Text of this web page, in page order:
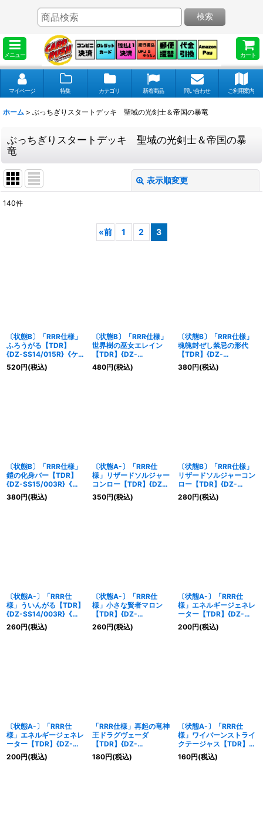
メニュー カート
検索
マイページ 特集 カテゴリ 新着商品 問い合わせ ご利用案内
ホーム > ぶっちぎりスタートデッキ 聖域の光剣士＆帝国の暴竜
ぶっちぎりスタートデッキ 聖域の光剣士＆帝国の暴
竜
表示順変更
140件
«前 1 2 3
〔状態B〕「RRR仕様」
ふろうがる【TDR】
{DZ-SS14/015R}《ケテ
ルサンクチュアリ》
520円(税込)
〔状態B〕「RRR仕様」
世界樹の巫女エレイン
【TDR】{DZ-
SS14/017R}《ケテルサ
ンクチュアリ》
480円(税込)
〔状態B〕「RRR仕様」
魂魄封ぜし禁忌の形代
【TDR】{DZ-
SS15/018R}《その他》
380円(税込)
〔状態B〕「RRR仕様」
鎧の化身バー【TDR】
{DZ-SS15/003R}《ド
ラゴンエンパイア》
380円(税込)
〔状態A-〕「RRR仕
様」リザードソルジャー
コンロー【TDR】{DZ-
SS15/004R}《ドラゴン
エンパイア》
350円(税込)
〔状態B〕「RRR仕様」
リザードソルジャーコン
ロー【TDR】{DZ-
SS15/004R}《ドラゴン
エンパイア》
280円(税込)
〔状態A-〕「RRR仕
様」ういんがる【TDR】
{DZ-SS14/003R}《ケ
テルサンクチュアリ》
260円(税込)
〔状態A-〕「RRR仕
様」小さな賢者マロン
【TDR】{DZ-
SS14/010R}《ケテルサ
ンクチュアリ》
260円(税込)
〔状態A-〕「RRR仕
様」エネルギージェネレ
ーター【TDR】{DZ-
SS14/005R}《その他》
200円(税込)
〔状態A-〕「RRR仕
様」エネルギージェネレ
ーター【TDR】{DZ-
SS15/005R}《その他》
200円(税込)
「RRR仕様」再起の竜神
王ドラグヴェーダ
【TDR】{DZ-
SS15/013R}《ドラゴン
エンパイア》
180円(税込)
〔状態A-〕「RRR仕
様」ワイバーンストライ
クテージャス【TDR】
{DZ-SS15/009R}《ド
ラゴンエンパイア》
160円(税込)